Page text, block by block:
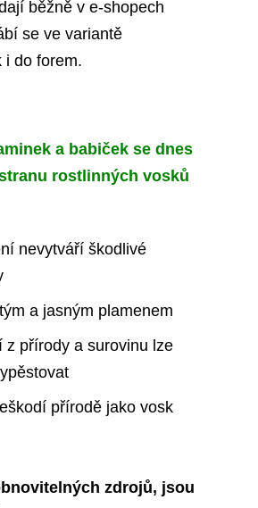
běžně v e-shopech
se ve variantě
i do forem.
a babiček se dnes
rostlinných vosků
nevytváří škodlivé
a jasným plamenem
z přírody a surovinu lze
přírodě jako vosk
zdrojů, jsou